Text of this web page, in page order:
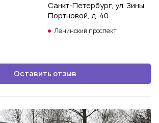
Санкт-Петербург, ул. Зины
Портновой, д. 40
Ленинский проспект
Оставить отзыв